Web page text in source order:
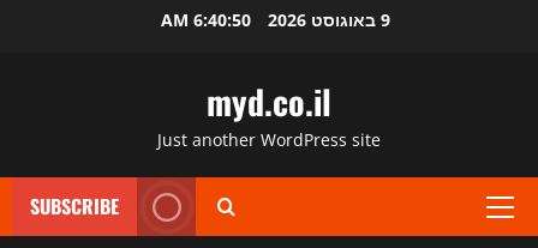
9 באוגוסט 2026 6:40:50 AM
myd.co.il
Just another WordPress site
Primary
SUBSCRIBE